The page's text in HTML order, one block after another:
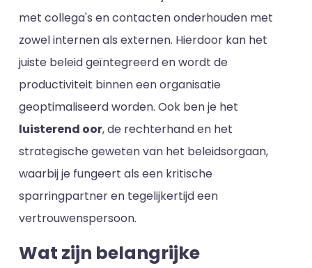
met collega's en contacten onderhouden met
zowel internen als externen. Hierdoor kan het
juiste beleid geïntegreerd en wordt de
productiviteit binnen een organisatie
geoptimaliseerd worden. Ook ben je het
luisterend oor, de rechterhand en het
strategische geweten van het beleidsorgaan,
waarbij je fungeert als een kritische
sparringpartner en tegelijkertijd een
vertrouwenspersoon.
Wat zijn belangrijke